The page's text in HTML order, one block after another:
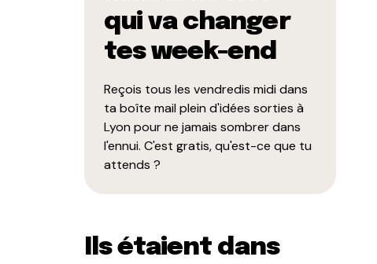
qui va changer
tes week-end
Reçois tous les vendredis midi dans
ta boîte mail plein d'idées sorties à
Lyon pour ne jamais sombrer dans
l'ennui. C'est gratis, qu'est-ce que tu
attends ?
Ils étaient dans